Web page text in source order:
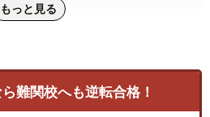
もっと見る
難関校へも逆転合格！